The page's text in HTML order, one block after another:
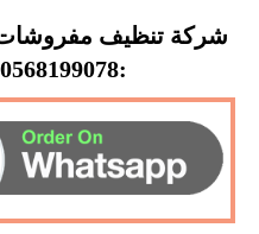
شركة تنظيف
:0568199078